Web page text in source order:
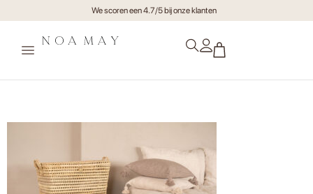
We scoren een 4.7/5 bij onze klanten